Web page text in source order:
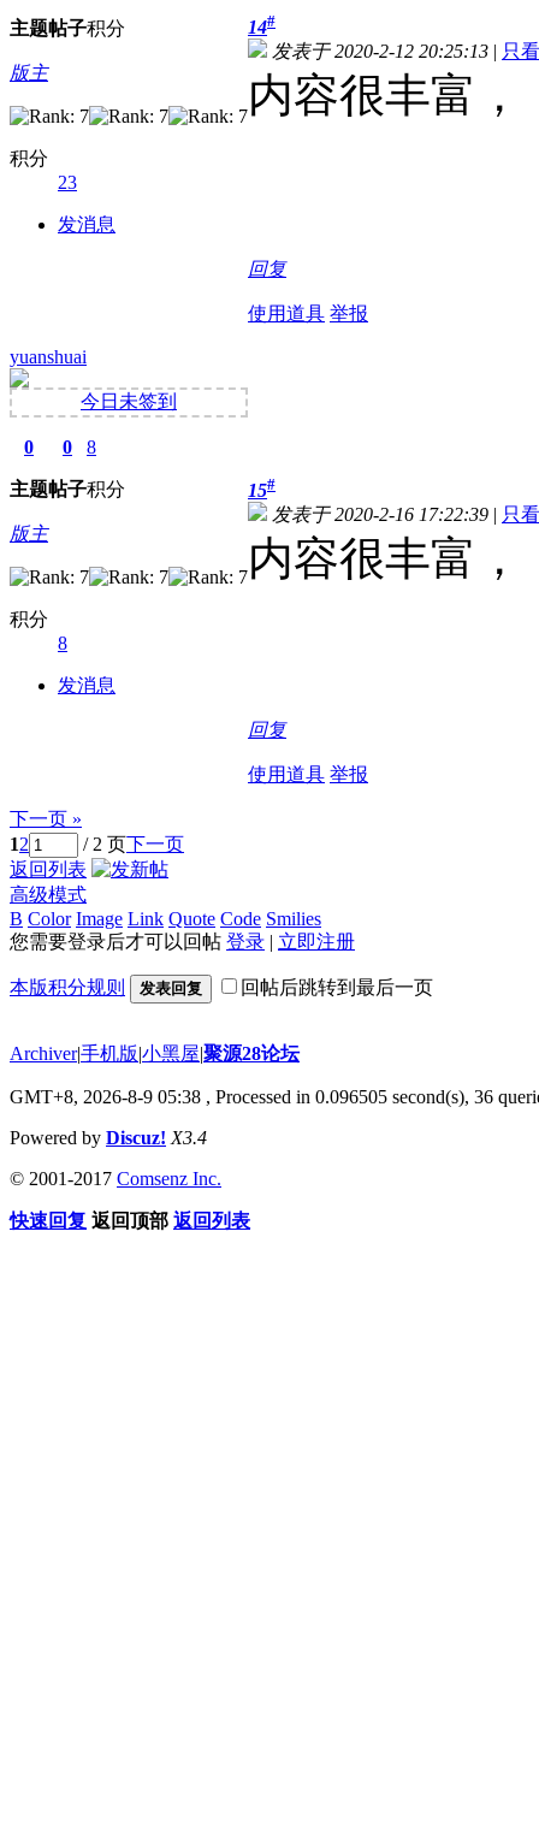
主题帖子积分
版主
积分
23
发消息
14#
发表于 2020-2-12 20:25:13 | 只
内容很丰富，
回复
使用道具 举报
yuanshuai
今日未签到
0
主题
0
帖子
8
积分
版主
积分
8
发消息
15#
发表于 2020-2-16 17:22:39 | 只
内容很丰富，
回复
使用道具 举报
下一页 »
12 / 2 页下一页
返回列表
高级模式
B Color Image Link Quote Code Smilies
您需要登录后才可以回帖 登录 | 立即注册
本版积分规则 发表回复 回帖后跳转到最后一页
Archiver|手机版|小黑屋|聚源28论坛
GMT+8, 2026-8-9 05:38 , Processed in 0.096505 second(s), 36
Powered by Discuz! X3.4
© 2001-2017 Comsenz Inc.
快速回复 返回顶部 返回列表